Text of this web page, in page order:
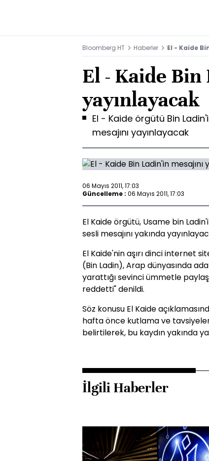
Bloomberg HT Haberler El - Kaide
El - Kaide Bin
yayınlayacak
El - Kaide örgütü Bin
mesajını yayınlayacak
06 Mayıs 2011, 17:03
Güncelleme : 06 Mayıs 2011, 17:03
El Kaide örgütü, Usame bin
sesli mesajını yakında
El Kaide'nin aşırı dinci internet
(Bin Ladin), Arap dünyasında
yarattığı sevinci ümmetle
reddetti" denildi.
Söz konusu El Kaide
hafta önce kutlama ve
belirtilerek, bu kaydın yakında
İlgili Haberler